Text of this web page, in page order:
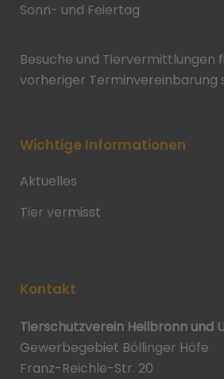
Sonn- und Feiertag
Besuche und Tiervermittlungen
vorheriger Terminvereinbarung
Wichtige Informationen
Aktuelles
Tier vermisst
Kontakt
Tierschutzverein Heilbronn und
Gewerbegebiet Böllinger Höfe
Franz-Reichle-Str. 20